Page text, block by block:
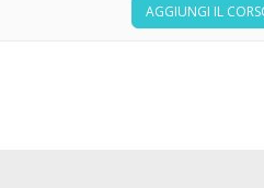
AGGIUNGI IL